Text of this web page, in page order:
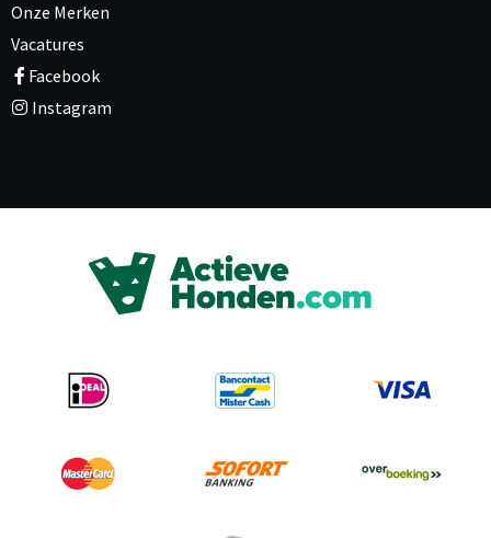
Onze Merken
Vacatures
Facebook
Instagram